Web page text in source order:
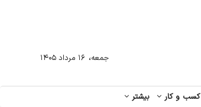
کسب و کار بیشتر
جمعه، ۱۶ مرداد ۱۴۰۵